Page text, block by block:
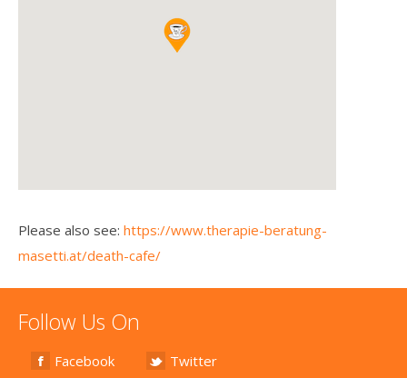
Please also see: https://www.therapie-beratung-
masetti.at/death-cafe/
Follow Us On
Facebook Twitter